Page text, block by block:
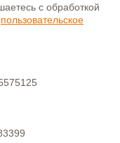
с обработкой
пользовательское